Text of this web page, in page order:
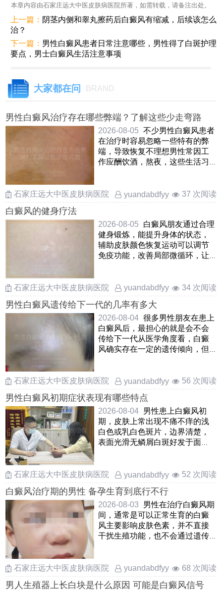
本章内容由石家庄远大中医皮肤病医院所著，如需转载，请备注出处。
上一篇： 阴茎内侧和睾丸擦药后白癜风有缩减，后续该怎么
治？
下一篇： 男性白癜风患者日常注意哪些，男性得了白斑护理
要点，男士白癜风生活注意事项
大家都在问 BRAND
男性白癜风治疗存在哪些弊端？了解这些少走弯路
2026-08-05 不少男性白癜风患者
在治疗时容易忽略一些特有的弊
端，导致恢复不理想男性常因工
作应酬饮酒，熬夜，这些生活习
石家庄远大中医皮肤病医院
yuandabdfyy 37 次阅读
白癜风的健身疗法
2026-08-05
白癜风朋友通过合理
健身锻炼，能提升身体的状态，
辅助皮肤颜色恢复运动可以调节
免疫功能，改善局部微循环，让
石家庄远大中医皮肤病医院
yuandabdfyy 34 次阅读
男性白癜风遗传给下一代的几率有多大
2026-08-04 很多男性朋友在患上
白癜风后，最担心的就是会不会
传给下一代从医学角度看，白癜
风确实存在一定的遗传倾向，但
石家庄远大中医皮肤病医院 yuandabdfyy 56 次阅读
男性白癜风初期症状表现有哪些特点
2026-08-04 男性患上白癜风初
期，皮肤上常出现不痛不痒的浅
白色或乳白色斑片，边界清楚，
表面光滑无鳞屑白斑好发于面
石家庄远大中医皮肤病医院
yuandabdfyy 52 次阅读
白癜风治疗期的男性 备孕生育到底行不行
2026-08-03
男性在治疗白癜风期
间，通常是可以正常生育的白癜
风主要影响皮肤色素，并不直接
干扰生殖功能，也不会通过遗传
石家庄远大中医皮肤病医院
yuandabdfyy 68 次阅读
男人生殖器上长白块是什么原因 可能是白癜风信号